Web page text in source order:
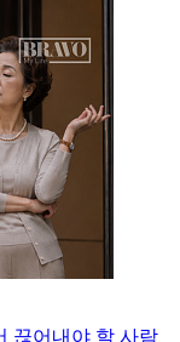
끊어내야 할 사람